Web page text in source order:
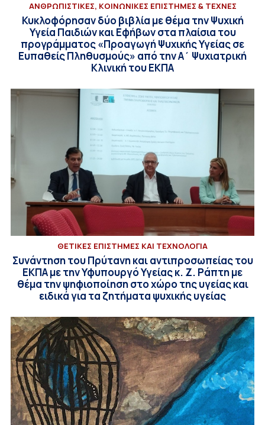
ΑΝΘΡΩΠΙΣΤΙΚΕΣ, ΚΟΙΝΩΝΙΚΕΣ ΕΠΙΣΤΗΜΕΣ & ΤΕΧΝΕΣ
Κυκλοφόρησαν δύο βιβλία με θέμα την Ψυχική
Υγεία Παιδιών και Εφήβων στα πλαίσια του
προγράμματος «Προαγωγή Ψυχικής Υγείας σε
Ευπαθείς Πληθυσμούς» από την Α΄ Ψυχιατρική
Κλινική του ΕΚΠΑ
ΘΕΤΙΚΕΣ ΕΠΙΣΤΗΜΕΣ ΚΑΙ ΤΕΧΝΟΛΟΓΙΑ
Συνάντηση του Πρύτανη και αντιπροσωπείας του
ΕΚΠΑ με την Υφυπουργό Υγείας κ. Ζ. Ράπτη με
θέμα την ψηφιοποίηση στο χώρο της υγείας και
ειδικά για τα ζητήματα ψυχικής υγείας